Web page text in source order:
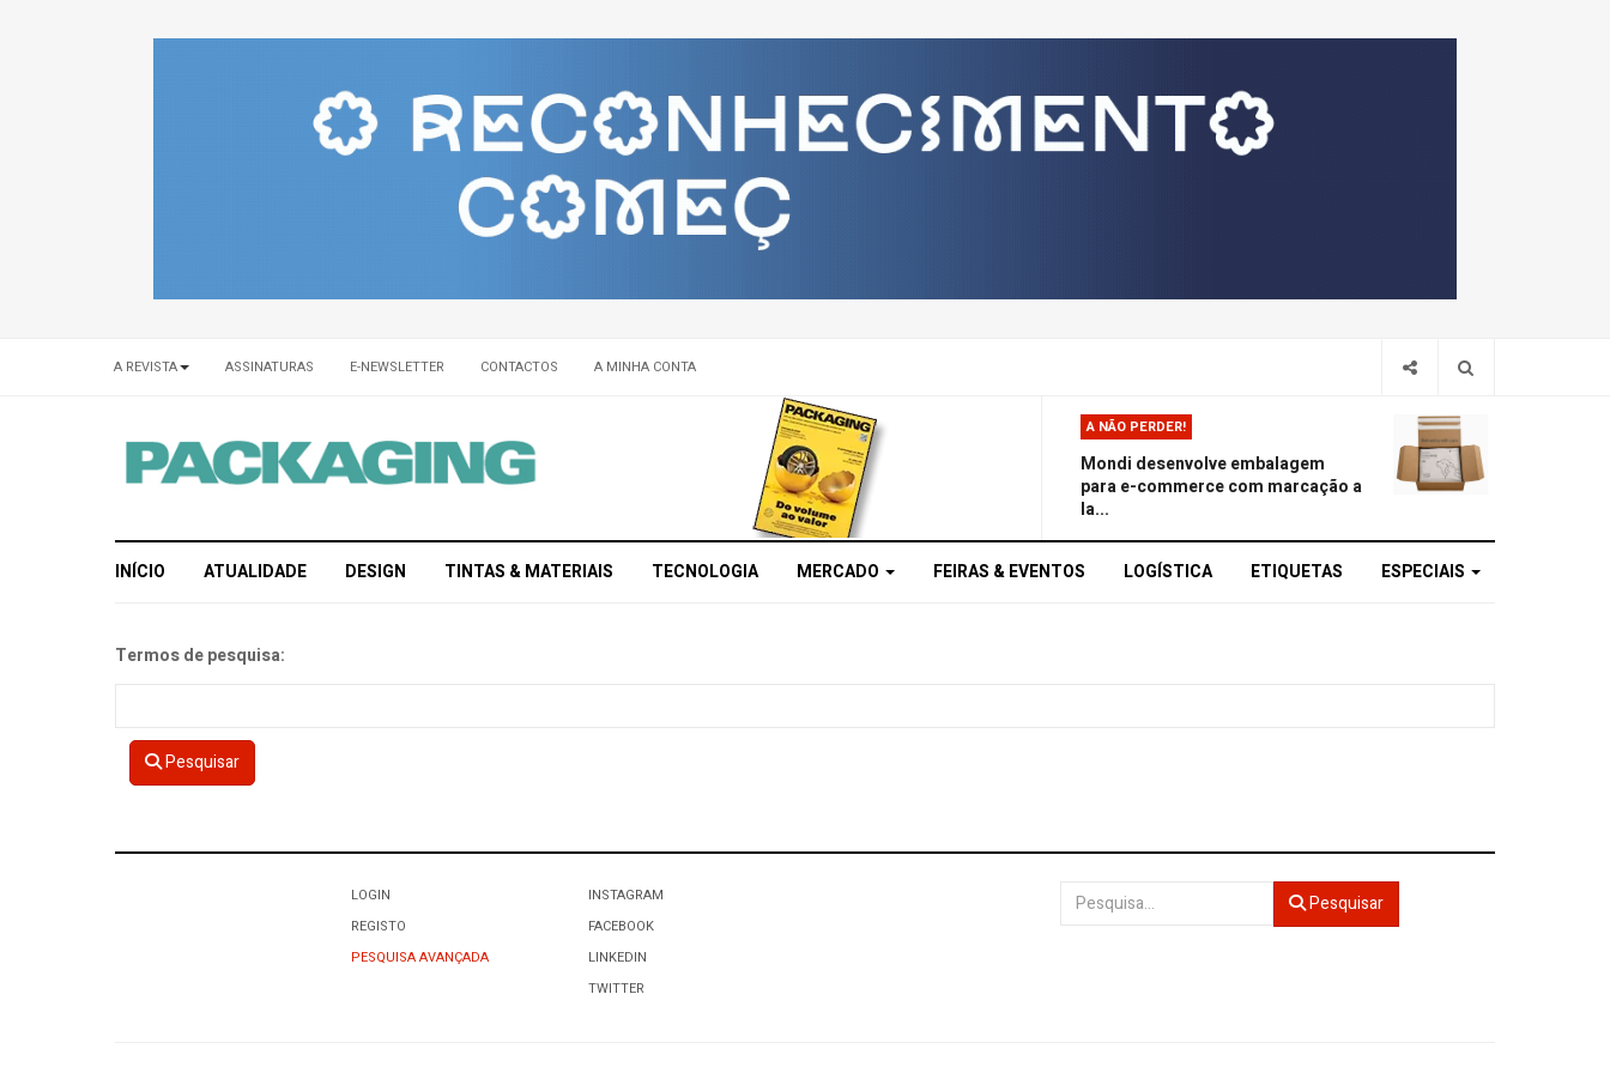
A REVISTA ASSINATURAS E-NEWSLETTER CONTACTOS A MINHA CONTA
A NÃO PERDER!
Mondi desenvolve embalagem
para e-commerce com marcação a
la...
INÍCIO ATUALIDADE DESIGN TINTAS & MATERIAIS TECNOLOGIA MERCADO FEIRAS & EVENTOS LOGÍSTICA ETIQUETAS ESPECIAIS
Formulário de pesquisa
Termos de pesquisa:
Pesquisar
LOGIN
REGISTO
PESQUISA AVANÇADA
INSTAGRAM
FACEBOOK
LINKEDIN
TWITTER
Pesquisar Pesquisar